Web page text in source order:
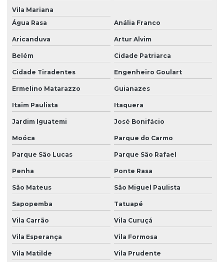
Papel para maquina de corte
Papel para modelagem
Papel perfurado
Papel para plotagem
Papel para plotter
Papel para plotter 180cm
Papel para plotter 45g
Papel para plotter 90 cm
Papel para plotter 90g
Papel plotter 914x50 75g
Papel plotter 914x50 90g
Papel plotter branco
Vila Mariana
Água Rasa
Anália Franco
Aricanduva Artur Alvim
Belém Cidade Patriarca
Cidade Tiradentes Engenheiro Goulart
Ermelino Matarazzo Guianazes
Itaim Paulista Itaquera
Jardim Iguatemi José Bonifácio
Moóca Parque do Carmo
Parque São Lucas Parque São Rafael
Penha Ponte Rasa
São Mateus São Miguel Paulista
Sapopemba Tatuapé
Vila Carrão Vila Curuçá
Vila Esperança Vila Formosa
Vila Matilde
Vila Prudente